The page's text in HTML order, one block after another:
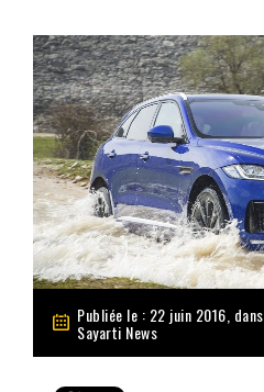
Publiée le : 22 juin 2016, dans
Sayarti News